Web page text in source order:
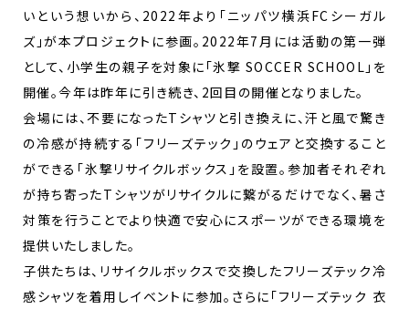
いという想いから、2022年より「ニッパツ横浜FCシーガル
ズ」が本プロジェクトに参画。2022年7月には活動の第一弾
として、小学生の親子を対象に「氷撃 SOCCER SCHOOL」を
開催。今年は昨年に引き続き、2回目の開催となりました。
会場には、不要になったTシャツと引き換えに、汗と風で驚き
の冷感が持続する「フリーズテック」のウェアと交換すること
ができる「氷撃リサイクルボックス」を設置。参加者それぞれ
が持ち寄ったTシャツがリサイクルに繋がるだけでなく、暑さ
対策を行うことでより快適で安心にスポーツができる環境を
提供いたしました。
子供たちは、リサイクルボックスで交換したフリーズテック冷
感シャツを着用しイベントに参加。さらに「フリーズテック 衣